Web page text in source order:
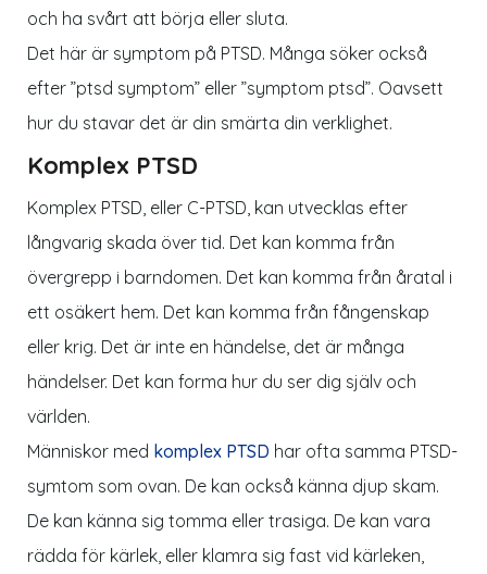
och ha svårt att börja eller sluta.
Det här är symptom på PTSD. Många söker också
efter ”ptsd symptom” eller ”symptom ptsd”. Oavsett
hur du stavar det är din smärta din verklighet.
Komplex PTSD
Komplex PTSD, eller C-PTSD, kan utvecklas efter
långvarig skada över tid. Det kan komma från
övergrepp i barndomen. Det kan komma från åratal i
ett osäkert hem. Det kan komma från fångenskap
eller krig. Det är inte en händelse, det är många
händelser. Det kan forma hur du ser dig själv och
världen.
Människor med komplex PTSD har ofta samma PTSD-
symtom som ovan. De kan också känna djup skam.
De kan känna sig tomma eller trasiga. De kan vara
rädda för kärlek, eller klamra sig fast vid kärleken,